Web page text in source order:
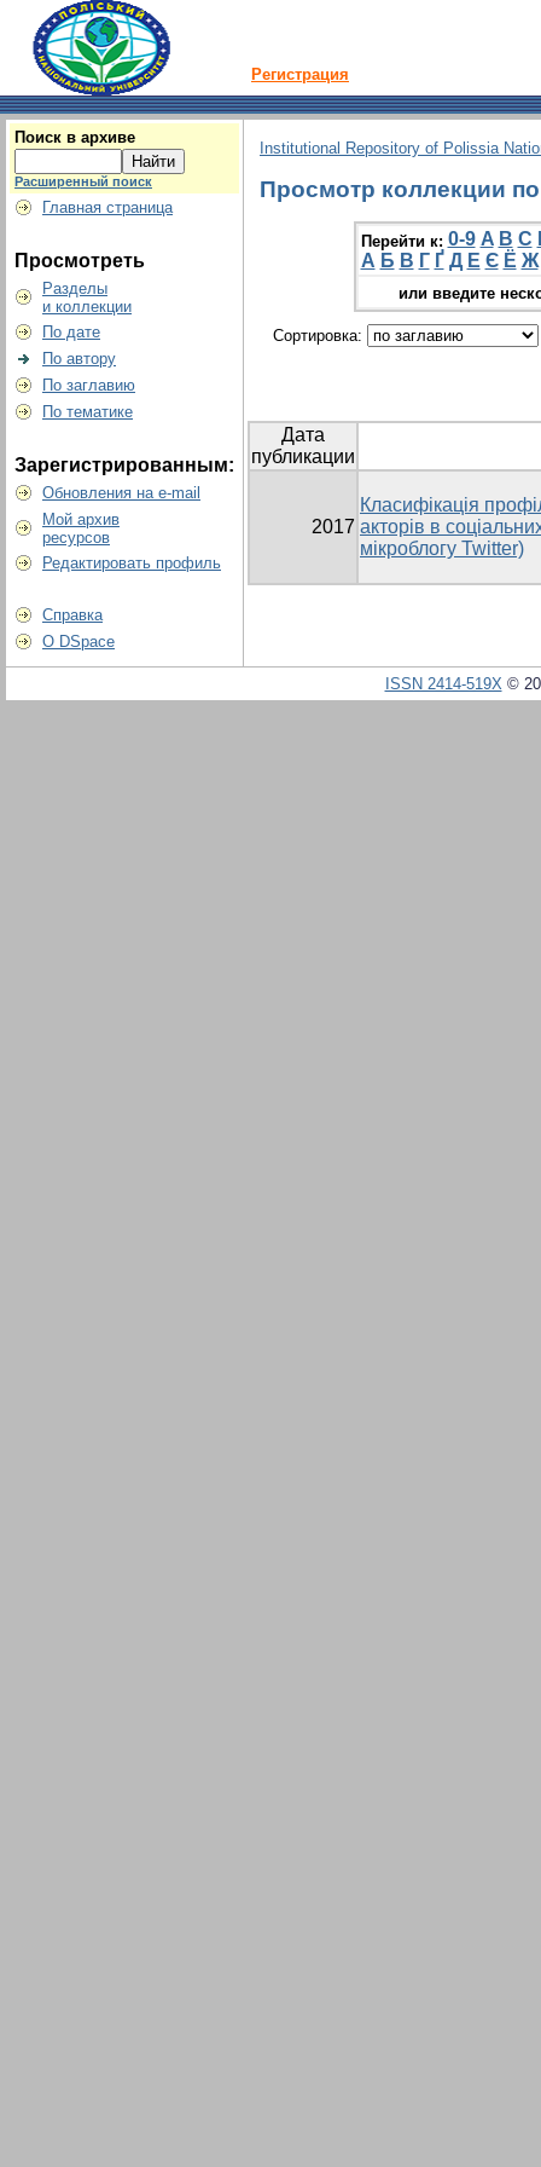
Регистрация
Поиск в архиве
Расширенный поиск
Главная страница
Просмотреть
Разделы
и коллекции
По дате
По автору
По заглавию
По тематике
Зарегистрированным:
Обновления на e-mail
Мой архив
ресурсов
Редактировать профиль
Справка
О DSpace
Institutional Repository of Polissia
Просмотр коллекции
Перейти к: 0-9 A B C
А Б В Г Ґ Д Е Є Ё Ж
или введите
Сортировка:
Дата
публикации
2017
Класифікація
акторів в
мікроблогу Twitter)
ISSN 2414-519X©